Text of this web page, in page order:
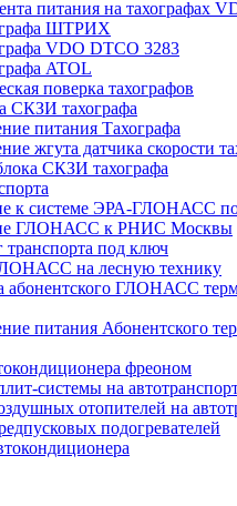
питания на тахографах
ШТРИХ
VDO DTCO 3283
ATOL
поверка тахографов
СКЗИ тахографа
питания Тахографа
жгута датчика скорости
СКЗИ тахографа
к системе ЭРА-ГЛОНАСС
ГЛОНАСС к РНИС Москвы
под ключ
на лесную технику
абонентского ГЛОНАСС
питания Абонентского
фреоном
системы на
отопителей на
подогревателей